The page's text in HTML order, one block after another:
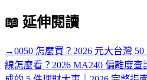
📖 延伸閱讀
→0050 怎麼買？2026 元大台灣
線怎麼看？2026 MA240 偏離度查